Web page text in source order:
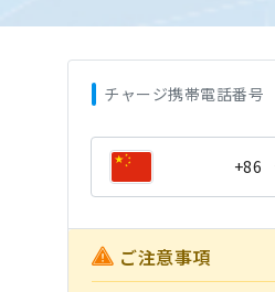
チャージ携帯電話番号
+86
ご注意事項